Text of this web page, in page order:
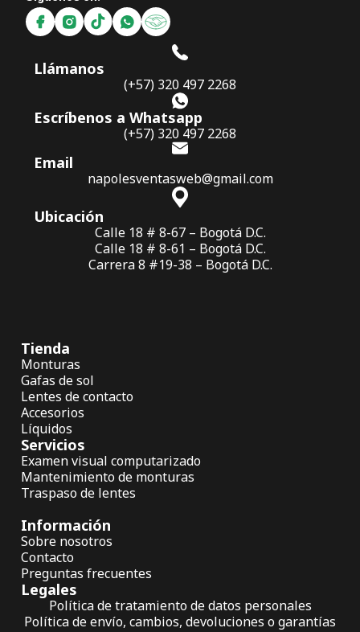
Llámanos
(+57) 320 497 2268
Escríbenos a Whatsapp
(+57) 320 497 2268
Email
napolesventasweb@gmail.com
Ubicación
Calle 18 # 8-67 – Bogotá D.C.
Calle 18 # 8-61 – Bogotá D.C.
Carrera 8 #19-38 – Bogotá D.C.
Tienda
Monturas
Gafas de sol
Lentes de contacto
Accesorios
Líquidos
Servicios
Examen visual computarizado
Mantenimiento de monturas
Traspaso de lentes
Información
Sobre nosotros
Contacto
Preguntas frecuentes
Legales
Política de tratamiento de datos personales
Política de envío, cambios, devoluciones o garantías